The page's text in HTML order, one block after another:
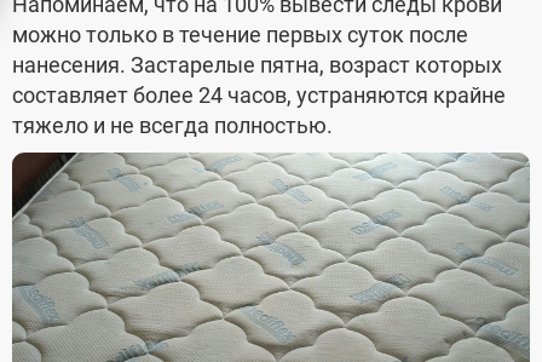
можно только в течение первых суток после
нанесения. Застарелые пятна, возраст которых
составляет более 24 часов, устраняются крайне
тяжело и не всегда полностью.